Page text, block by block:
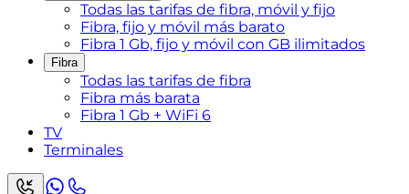
Todas las tarifas de fibra, móvil y fijo
Fibra, fijo y móvil más barato
Fibra 1 Gb, fijo y móvil con GB ilimitados
Fibra
Todas las tarifas de fibra
Fibra más barata
Fibra 1 Gb + WiFi 6
TV
Terminales